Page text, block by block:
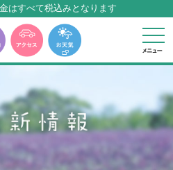
12月中旬まで休館いたします。